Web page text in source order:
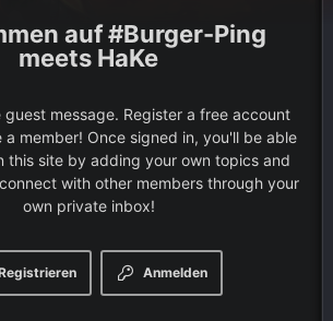
#Burger-Ping
meets HaKe
guest message. Register a free account
member! Once signed in, you'll be able
this site by adding your own topics and
with other members through your
own private inbox!
Anmelden